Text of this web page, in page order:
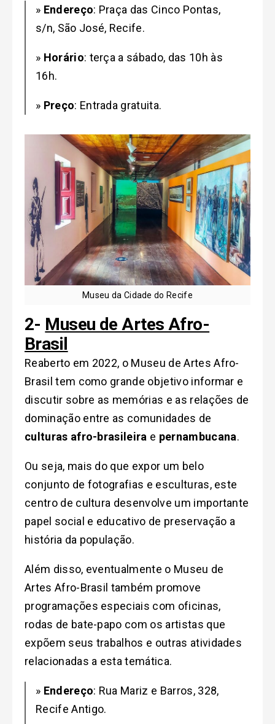
» Endereço: Praça das Cinco Pontas,
s/n, São José, Recife.
» Horário: terça a sábado, das 10h às
16h.
» Preço: Entrada gratuita.
Museu da Cidade do Recife
2- Museu de Artes Afro-
Brasil
Reaberto em 2022, o Museu de Artes Afro-
Brasil tem como grande objetivo informar e
discutir sobre as memórias e as relações de
dominação entre as comunidades de
culturas afro-brasileira e pernambucana.
Ou seja, mais do que expor um belo
conjunto de fotografias e esculturas, este
centro de cultura desenvolve um importante
papel social e educativo de preservação a
história da população.
Além disso, eventualmente o Museu de
Artes Afro-Brasil também promove
programações especiais com oficinas,
rodas de bate-papo com os artistas que
expõem seus trabalhos e outras atividades
relacionadas a esta temática.
» Endereço: Rua Mariz e Barros, 328,
Recife Antigo.